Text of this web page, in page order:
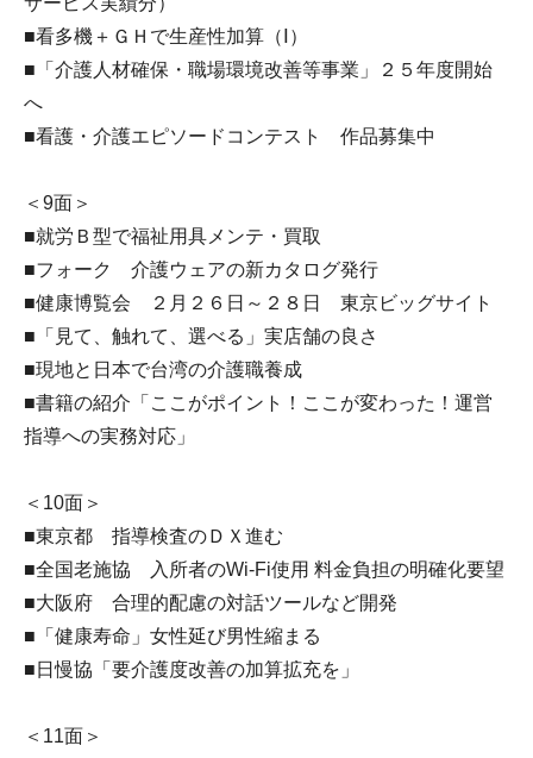
■看多機＋ＧＨで生産性加算（Ⅰ）
■「介護人材確保・職場環境改善等事業」２５年度開始
へ
■看護・介護エピソードコンテスト 作品募集中
＜9面＞
■就労Ｂ型で福祉用具メンテ・買取
■フォーク 介護ウェアの新カタログ発行
■健康博覧会 ２月２６日～２８日 東京ビッグサイト
■「見て、触れて、選べる」実店舗の良さ
■現地と日本で台湾の介護職養成
■書籍の紹介「ここがポイント！ここが変わった！運営
指導への実務対応」
＜10面＞
■東京都 指導検査のＤＸ進む
■全国老施協 入所者のWi-Fi使用 料金負担の明確化要望
■大阪府 合理的配慮の対話ツールなど開発
■「健康寿命」女性延び男性縮まる
■日慢協「要介護度改善の加算拡充を」
＜11面＞